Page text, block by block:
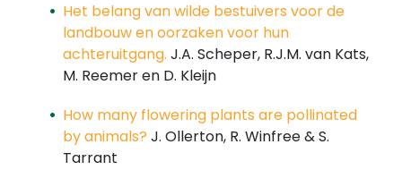
Het belang van wilde bestuivers voor de
landbouw en oorzaken voor hun
achteruitgang. J.A. Scheper, R.J.M. van Kats,
M. Reemer en D. Kleijn
How many flowering plants are pollinated
by animals? J. Ollerton, R. Winfree & S.
Tarrant